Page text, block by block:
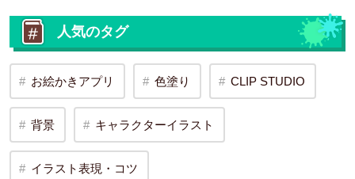
人気のタグ
お絵かきアプリ 色塗り CLIP STUDIO
背景 キャラクターイラスト
イラスト表現・コツ